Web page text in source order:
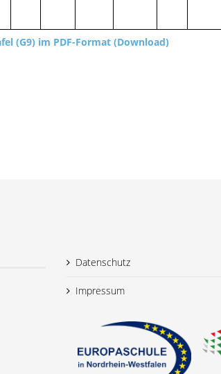
(G9) im PDF-Format (Download)
Datenschutz
Impressum